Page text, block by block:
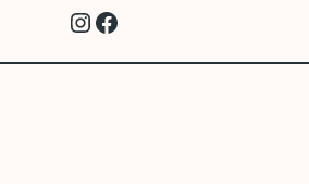
Instagram
Facebook